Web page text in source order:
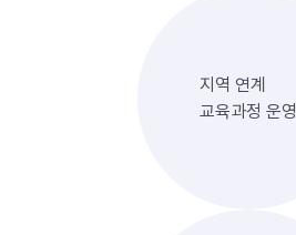
지역 연계
교육과정 운영